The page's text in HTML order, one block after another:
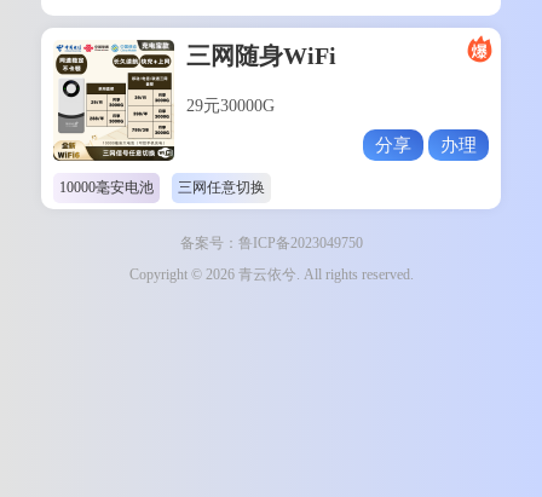
三网随身WiFi
29元30000G
分享 办理
10000毫安电池 三网任意切换
备案号：鲁ICP备2023049750
Copyright © 2026 青云依兮. All rights reserved.